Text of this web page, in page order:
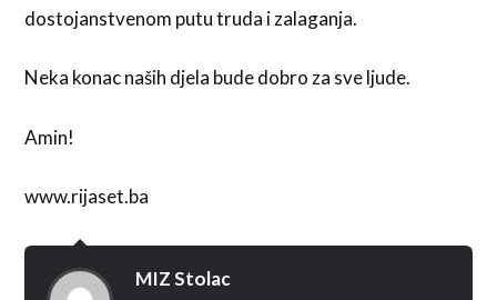
dostojanstvenom putu truda i zalaganja.
Neka konac naših djela bude dobro za sve ljude.
Amin!
www.rijaset.ba
MIZ Stolac